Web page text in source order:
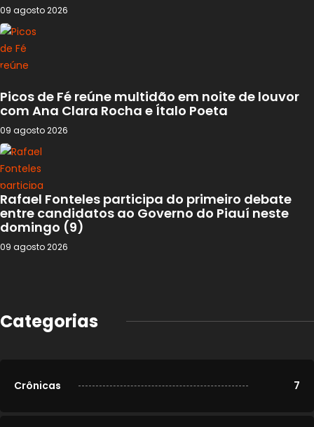
09 agosto 2026
Picos de Fé reúne multidão em noite de louvor
com Ana Clara Rocha e Ítalo Poeta
09 agosto 2026
Rafael Fonteles participa do primeiro debate
entre candidatos ao Governo do Piauí neste
domingo (9)
09 agosto 2026
Categorias
Crônicas 7